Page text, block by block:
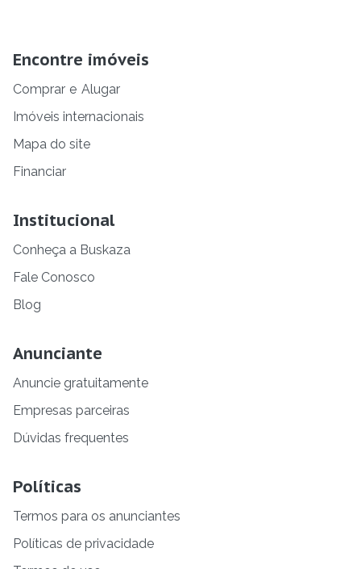
Encontre imóveis
Comprar e Alugar
Imóveis internacionais
Mapa do site
Financiar
Institucional
Conheça a Buskaza
Fale Conosco
Blog
Anunciante
Anuncie gratuitamente
Empresas parceiras
Dúvidas frequentes
Políticas
Termos para os anunciantes
Políticas de privacidade